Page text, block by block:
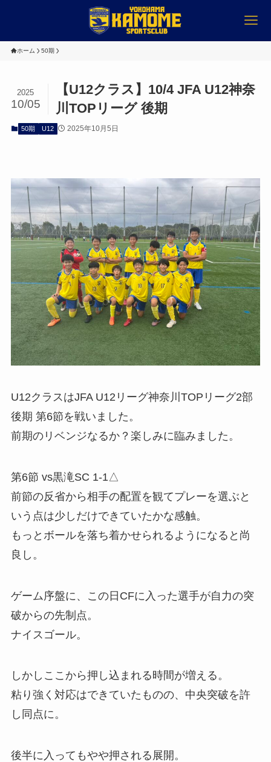
ホーム 50期
【U12クラス】10/4 JFA U12神奈
川TOPリーグ 後期
2025
10/05
50期 U12 2025年10月5日
U12クラスはJFA U12リーグ神奈川TOPリーグ2部
後期 第6節を戦いました。
前期のリベンジなるか？楽しみに臨みました。
第6節 vs黒滝SC 1-1△
前節の反省から相手の配置を観てプレーを選ぶと
いう点は少しだけできていたかな感触。
もっとボールを落ち着かせられるようになると尚
良し。
ゲーム序盤に、この日CFに入った選手が自力の突
破からの先制点。
ナイスゴール。
しかしここから押し込まれる時間が増える。
粘り強く対応はできていたものの、中央突破を許
し同点に。
後半に入ってもやや押される展開。